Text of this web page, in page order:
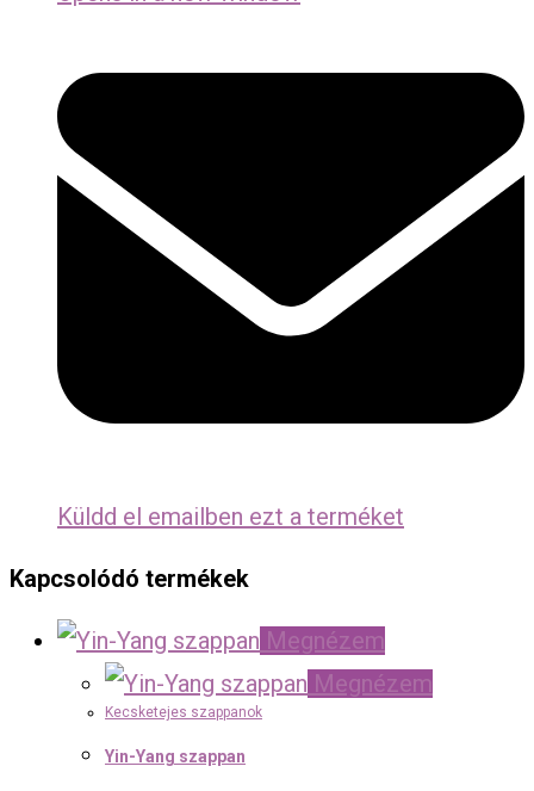
Küldd el emailben ezt a terméket
Kapcsolódó termékek
Megnézem
Megnézem
Kecsketejes szappanok
Yin-Yang szappan